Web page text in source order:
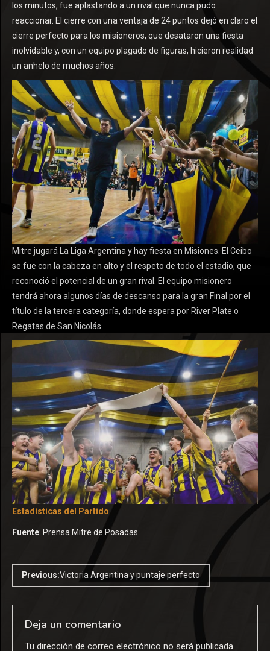
los minutos, fue aplastando a un rival que nunca pudo
reaccionar. El cierre con una ventaja de 24 puntos dejó en claro el
cierre perfecto para los misioneros, que desataron una fiesta
inolvidable y, con un equipo plagado de figuras, hicieron realidad
un anhelo de muchos años.
Mitre jugará La Liga Argentina y hay fiesta en Misiones. El Ceibo
se fue con la cabeza en alto y el respeto de todo el estadio, que
reconoció el potencial de un gran rival. El equipo misionero
tendrá ahora algunos días de descanso para la gran Final por el
título de la tercera categoría, donde espera por River Plate o
Regatas de San Nicolás.
Estadísticas del Partido
Fuente: Prensa Mitre de Posadas
Previous:Victoria Argentina y puntaje perfecto
Deja un comentario
Tu dirección de correo electrónico no será publicada.